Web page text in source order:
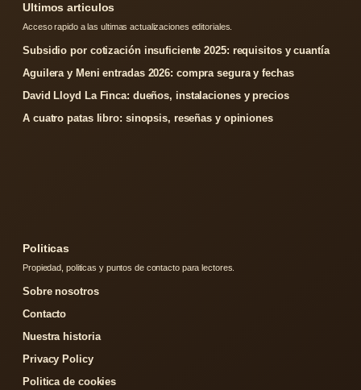
Ultimos articulos
Acceso rapido a las ultimas actualizaciones editoriales.
Subsidio por cotización insuficiente 2025: requisitos y cuantía
Aguilera y Meni entradas 2026: compra segura y fechas
David Lloyd La Finca: dueños, instalaciones y precios
A cuatro patas libro: sinopsis, reseñas y opiniones
Politicas
Propiedad, politicas y puntos de contacto para lectores.
Sobre nosotros
Contacto
Nuestra historia
Privacy Policy
Politica de cookies